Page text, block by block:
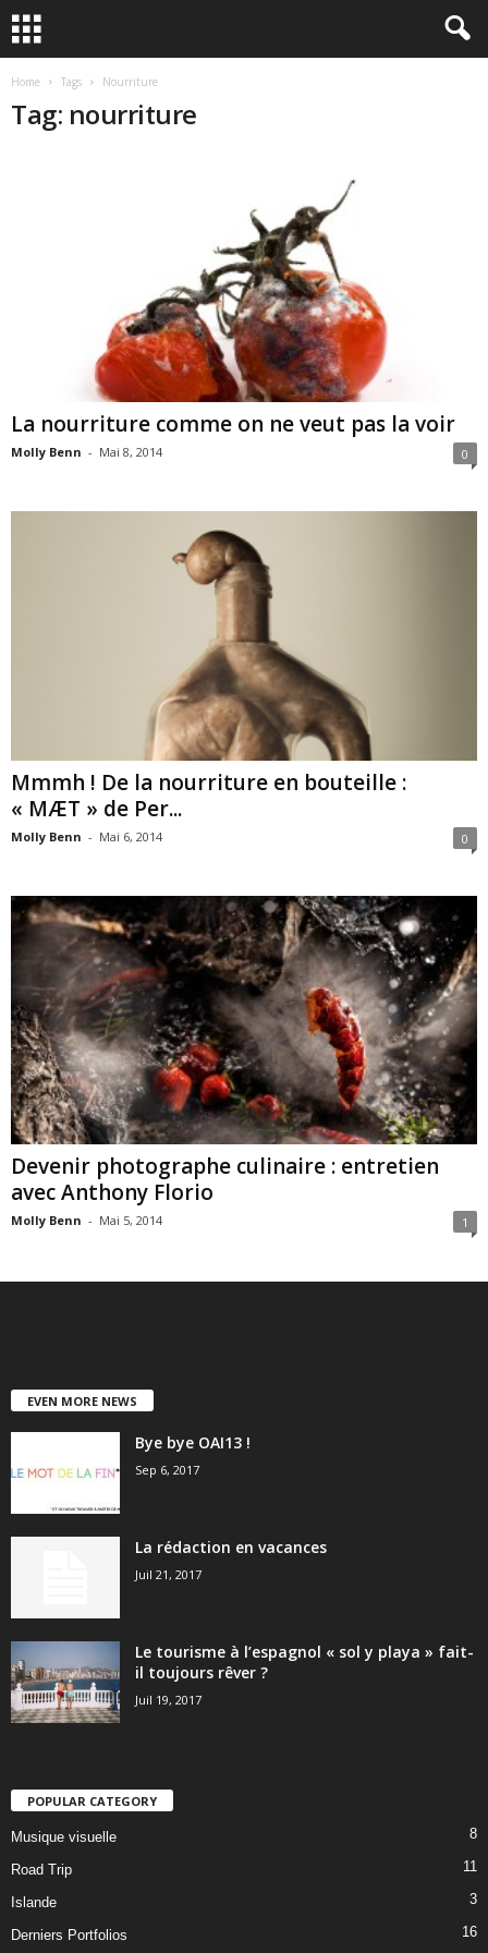
Home Tags Nourriture
Tag: nourriture
La nourriture comme on ne veut pas la voir
Molly Benn - Mai 8, 2014 0
Mmmh ! De la nourriture en bouteille :
« MÆT » de Per...
Molly Benn - Mai 6, 2014 0
Devenir photographe culinaire : entretien
avec Anthony Florio
Molly Benn - Mai 5, 2014 1
EVEN MORE NEWS
Bye bye OAI13 !
Sep 6, 2017
La rédaction en vacances
Juil 21, 2017
Le tourisme à l’espagnol « sol y playa » fait-
il toujours rêver ?
Juil 19, 2017
POPULAR CATEGORY
Musique visuelle 8
Road Trip 11
Islande 3
Derniers Portfolios 16